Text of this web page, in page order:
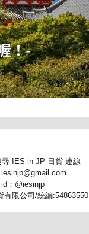
IES in JP 日貨 連線
id：@iesinjp
有限公司/統編:54863550